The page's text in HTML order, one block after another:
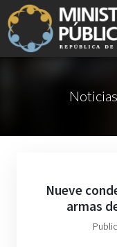
Nueve
armas